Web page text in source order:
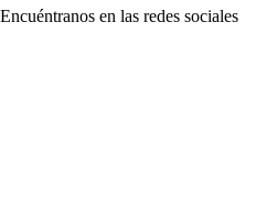
Encuéntranos en las redes sociales